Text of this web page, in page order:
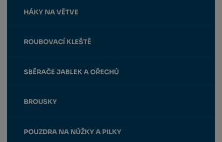
HÁKY NA VĚTVE
ROUBOVACÍ KLEŠTĚ
SBĚRAČE JABLEK A OŘECHŮ
BROUSKY
POUZDRA NA NŮŽKY A PILKY